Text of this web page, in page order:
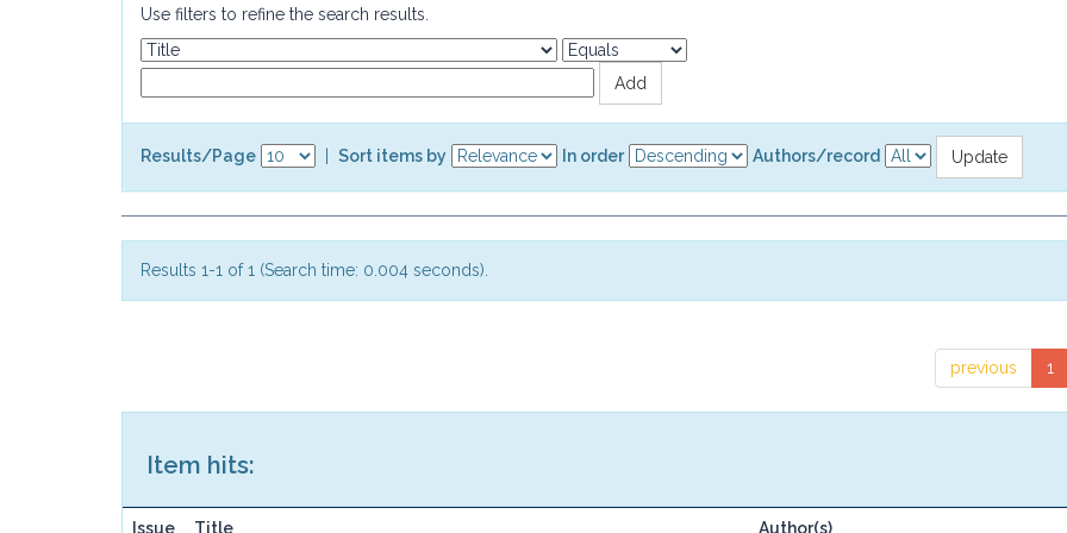
Use filters to refine the search results.
Results/Page Sort items by In order Authors/record
Results 1-1 of 1 (Search time: 0.004 seconds).
previous 1
Item hits:
Issue Title Author(s)